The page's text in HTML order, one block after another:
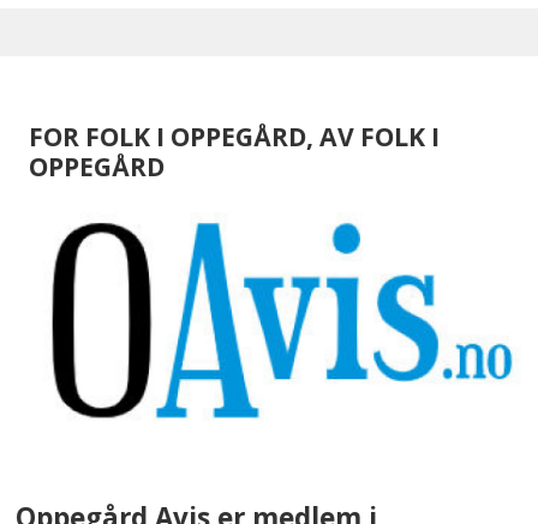
FOR FOLK I OPPEGÅRD, AV FOLK I
OPPEGÅRD